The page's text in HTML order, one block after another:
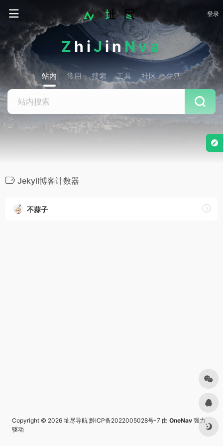
登录
ZhiJinNva
站内 常用 搜索 工具 社区 生活
Jekyll博客计数器
不蒜子
Copyright © 2026 址尽导航 黔ICP备2022005028号-7 由 OneNav 强力
驱动